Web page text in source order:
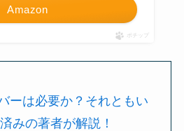
Amazon
ポチップ
ーは必要か？それともい
みの著者が解説！